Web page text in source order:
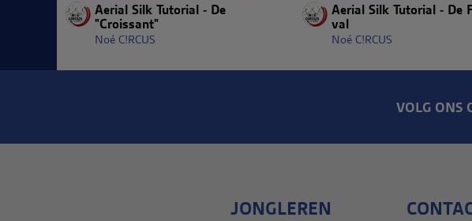
Aerial Silk Tutorial - De
"Croissant"
Noé C!RCUS
Aerial Silk Tutorial - De
val
Noé C!RCUS
VOLG ONS
JONGLEREN